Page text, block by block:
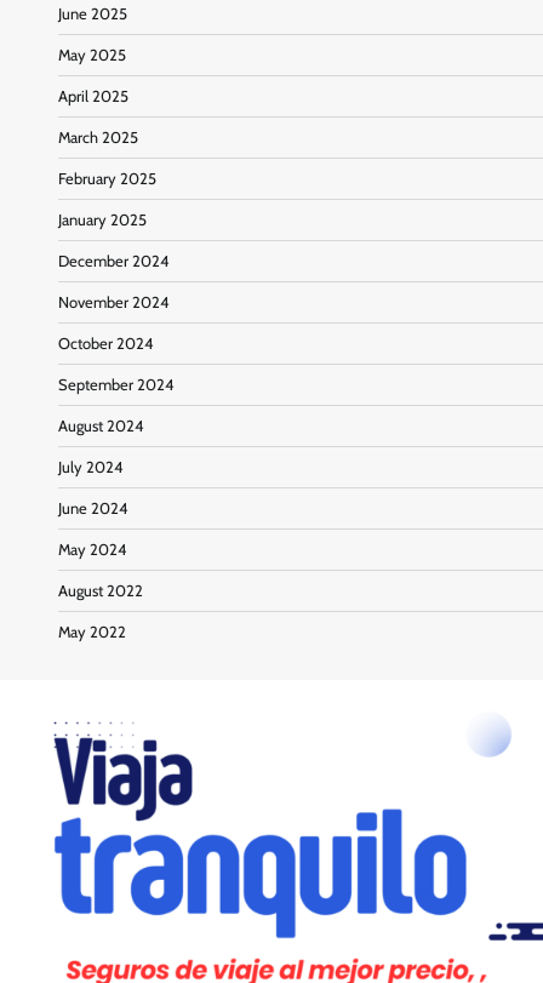
June 2025
May 2025
April 2025
March 2025
February 2025
January 2025
December 2024
November 2024
October 2024
September 2024
August 2024
July 2024
June 2024
May 2024
August 2022
May 2022